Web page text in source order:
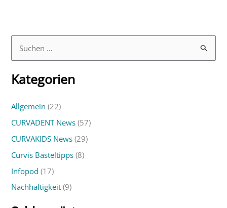
u
c
e
n
n
a
c
Kategorien
Allgemein (22)
CURVADENT News (57)
CURVAKIDS News (29)
Curvis Basteltipps (8)
Infopod (17)
Nachhaltigkeit (9)